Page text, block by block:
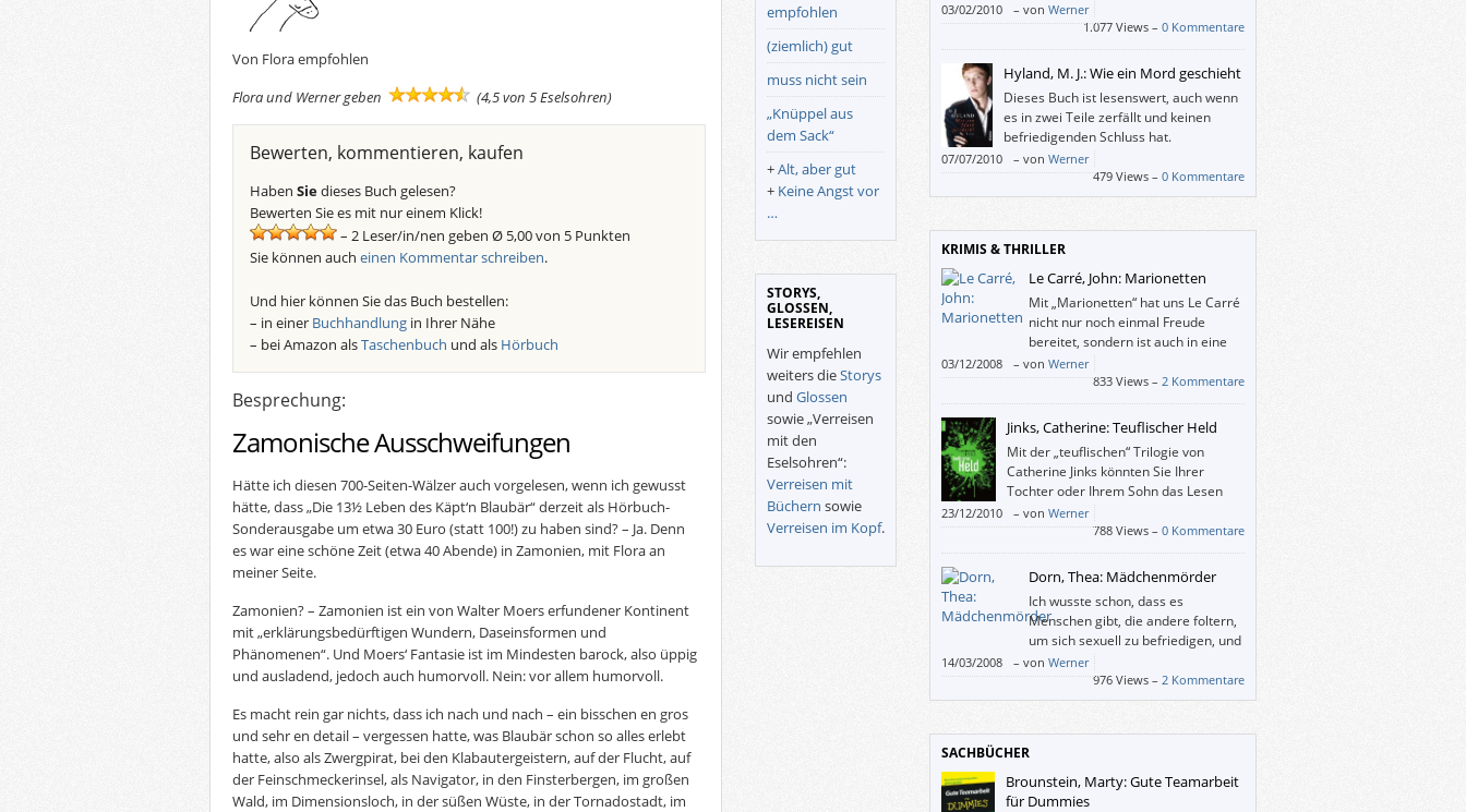
Von Flora empfohlen
Flora und Werner geben
(4,5 von 5 Eselsohren)
Bewerten, kommentieren, kaufen
Haben Siedieses Buch gelesen?
Bewerten Sie es mit nur einem Klick!
– 2 Leser/in/nen geben Ø 5,00 von 5 Punkten
Sie können auch einen Kommentar schreiben.
Und hier können Sie das Buch bestellen:
– in einer Buchhandlung in Ihrer Nähe
– bei Amazon alsTaschenbuch und als Hörbuch
Besprechung:
Zamonische Ausschweifungen
Hätte ich diesen 700-Seiten-Wälzer auch vorgelesen, wenn ich gewusst
hätte, dass „Die 13½ Leben des Käpt‘n Blaubär“ derzeit als Hörbuch-
Sonderausgabe um etwa 30 Euro (statt 100!) zu haben sind? – Ja. Denn
es war eine schöne Zeit (etwa 40 Abende) in Zamonien, mit Flora an
meiner Seite.
Zamonien? – Zamonien ist ein von Walter Moers erfundener Kontinent
mit „erklärungsbedürftigen Wundern, Daseinsformen und
Phänomenen“. Und Moers‘ Fantasie ist im Mindesten barock, also üppig
und ausladend, jedoch auch humorvoll. Nein: vor allem humorvoll.
Es macht rein gar nichts, dass ich nach und nach – ein bisschen en gros
und sehr en detail – vergessen hatte, was Blaubär schon so alles erlebt
hatte, also als Zwergpirat, bei den Klabautergeistern, auf der Flucht, auf
der Feinschmeckerinsel, als Navigator, in den Finsterbergen, im großen
Wald, im Dimensionsloch, in der süßen Wüste, in der Tornadostadt, im
empfohlen
(ziemlich) gut
muss nicht sein
„Knüppel aus
dem Sack“
+Alt, aber gut
+ Keine Angst vor
…
STORYS,
GLOSSEN,
LESEREISEN
Wir empfehlen
weiters dieStorys
und Glossen
sowie „Verreisen
mit den
Eselsohren“:
Verreisen mit
Büchern sowie
Verreisen im Kopf.
03/02/2010 – von Werner
1.077 Views – 0 Kommentare
Hyland, M. J.: Wie ein Mord geschieht
Dieses Buch ist lesenswert, auch wenn
es in zwei Teile zerfällt und keinen
befriedigenden Schluss hat.
07/07/2010 – von Werner
479 Views – 0 Kommentare
KRIMIS & THRILLER
Le Carré, John: Marionetten
Mit „Marionetten“ hat uns Le Carré
nicht nur noch einmal Freude
bereitet, sondern ist auch in eine
dritte Phase seiner Agententhriller
eingetreten. Mit 77 Jahren.
03/12/2008 – von Werner
833 Views – 2 Kommentare
Jinks, Catherine: Teuflischer Held
Mit der „teuflischen“ Trilogie von
Catherine Jinks könnten Sie Ihrer
Tochter oder Ihrem Sohn das Lesen
bestimmt schmackhaft machen.
23/12/2010 – von Werner
788 Views – 0 Kommentare
Dorn, Thea: Mädchenmörder
Ich wusste schon, dass es
Menschen gibt, die andere foltern,
um sich sexuell zu befriedigen, und
welche, die dabei mithelfen.
Manche schauen auch gern dabei zu. Ich nicht.
14/03/2008 – von Werner
976 Views – 2 Kommentare
SACHBÜCHER
Brounstein, Marty: Gute Teamarbeit
für Dummies